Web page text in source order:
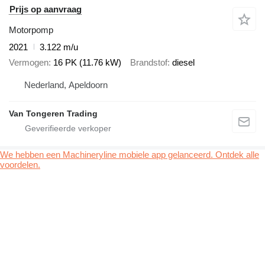
Prijs op aanvraag
Motorpomp
2021
3.122 m/u
Vermogen 16 PK (11.76 kW) Brandstof diesel
Nederland, Apeldoorn
Van Tongeren Trading
We hebben een Machineryline mobiele app gelanceerd. Ontdek alle
voordelen.